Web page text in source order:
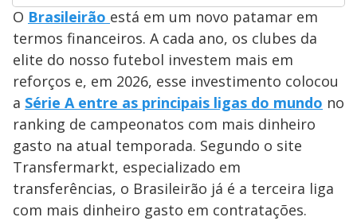
O Brasileirão está em um novo patamar em
termos financeiros. A cada ano, os clubes da
elite do nosso futebol investem mais em
reforços e, em 2026, esse investimento colocou
a Série A entre as principais ligas do mundo no
ranking de campeonatos com mais dinheiro
gasto na atual temporada. Segundo o site
Transfermarkt, especializado em
transferências, o Brasileirão já é a terceira liga
com mais dinheiro gasto em contratações.